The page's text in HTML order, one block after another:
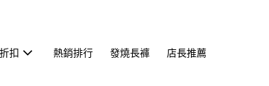
扣 熱銷排行 發燒長褲 店長推薦